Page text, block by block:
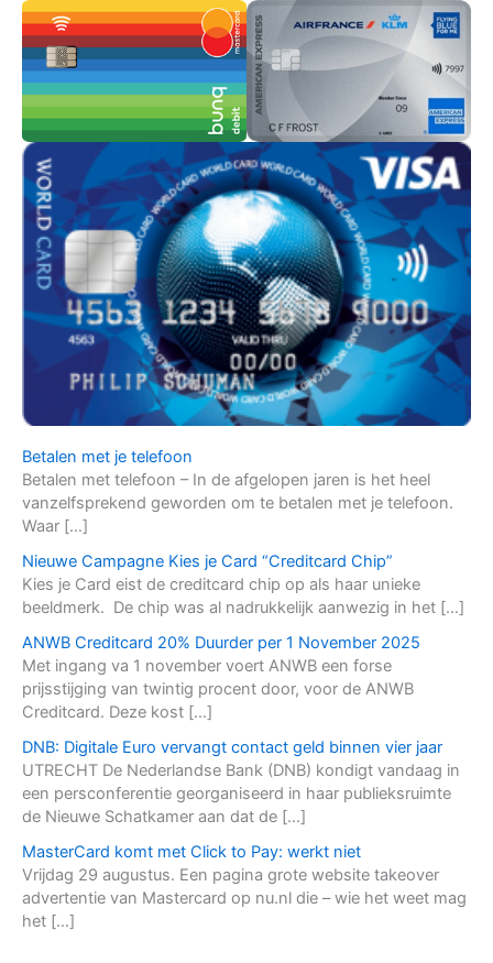
Betalen met je telefoon
Betalen met telefoon – In de afgelopen jaren is het heel
vanzelfsprekend geworden om te betalen met je telefoon.
Waar […]
Nieuwe Campagne Kies je Card “Creditcard Chip”
Kies je Card eist de creditcard chip op als haar unieke
beeldmerk. De chip was al nadrukkelijk aanwezig in het […]
ANWB Creditcard 20% Duurder per 1 November 2025
Met ingang va 1 november voert ANWB een forse
prijsstijging van twintig procent door, voor de ANWB
Creditcard. Deze kost […]
DNB: Digitale Euro vervangt contact geld binnen vier jaar
UTRECHT De Nederlandse Bank (DNB) kondigt vandaag in
een persconferentie georganiseerd in haar publieksruimte
de Nieuwe Schatkamer aan dat de […]
MasterCard komt met Click to Pay: werkt niet
Vrijdag 29 augustus. Een pagina grote website takeover
advertentie van Mastercard op nu.nl die – wie het weet mag
het […]